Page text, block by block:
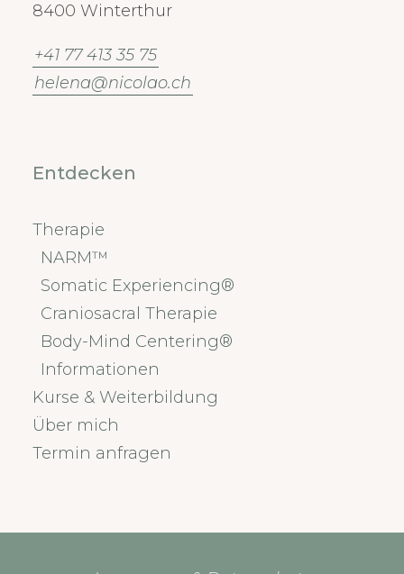
8400 Winterthur
+41 77 413 35 75
helena@nicolao.ch
Entdecken
Therapie
NARM™
Somatic Experiencing®
Craniosacral Therapie
Body-Mind Centering®
Informationen
Kurse & Weiterbildung
Über mich
Termin anfragen